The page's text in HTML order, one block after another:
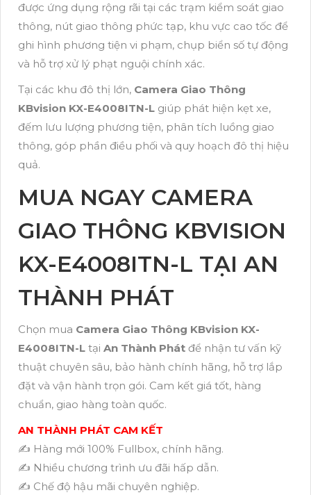
được ứng dụng rộng rãi tại các trạm kiểm soát giao
thông, nút giao thông phức tạp, khu vực cao tốc để
ghi hình phương tiện vi phạm, chụp biển số tự động
và hỗ trợ xử lý phạt nguội chính xác.
Tại các khu đô thị lớn, Camera Giao Thông
KBvision KX-E4008ITN-L giúp phát hiện kẹt xe,
đếm lưu lượng phương tiện, phân tích luồng giao
thông, góp phần điều phối và quy hoạch đô thị hiệu
quả.
MUA NGAY CAMERA
GIAO THÔNG KBVISION
KX-E4008ITN-L TẠI AN
THÀNH PHÁT
Chọn mua Camera Giao Thông KBvision KX-
E4008ITN-L tại An Thành Phát để nhận tư vấn kỹ
thuật chuyên sâu, bảo hành chính hãng, hỗ trợ lắp
đặt và vận hành trọn gói. Cam kết giá tốt, hàng
chuẩn, giao hàng toàn quốc.
AN THÀNH PHÁT CAM KẾT
✍️ Hàng mới 100% Fullbox, chính hãng.
✍️ Nhiều chương trình ưu đãi hấp dẫn.
✍️ Chế độ hậu mãi chuyên nghiệp.